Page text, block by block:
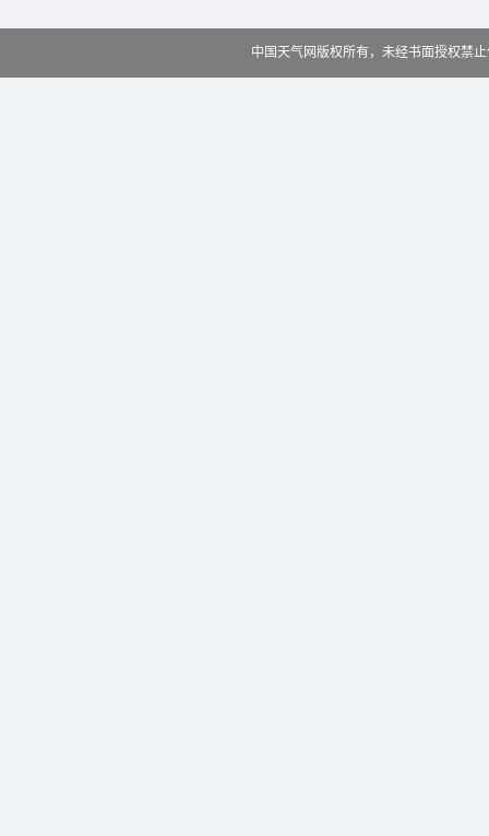
中国天气网版权所有，未经书面授权